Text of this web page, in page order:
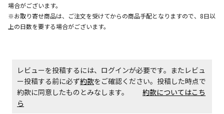
お見積商品です。金額・施工日はお打ち合わせの上、
決定となります。
決定となります。
場合がございます。
※お取り寄せ商品は、ご注文を受けてからの商品手配となりますので、8日以
上の日数を要する場合がございます。
レビューを投稿するには、ログインが必要です。またレビュ
ー投稿する前に必ず約款をご確認ください。投稿した時点で
約款に同意したものとみなします。 約款についてはこち
ら